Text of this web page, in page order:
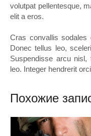
volutpat pellentesque,
elit a eros.
Cras convallis sodales
Donec tellus leo,
Suspendisse arcu
leo. Integer hendrerit
Похожие